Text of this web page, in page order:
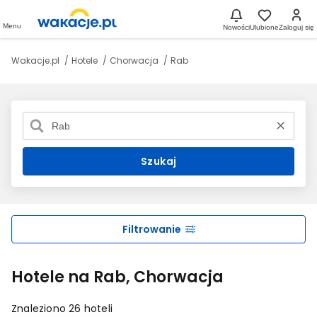
Menu NowościUlubioneZaloguj się
Wakacje.pl Hotele Chorwacja Rab
Szukaj
Hotele na Rab, Chorwacja
Filtrowanie
Znaleziono 26 hoteli